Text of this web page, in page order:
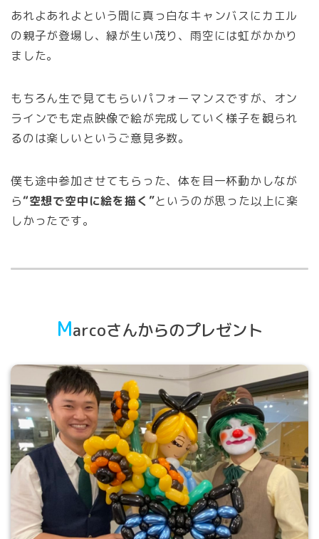
あれよあれよという間に真っ白なキャンバスにカエル
の親子が登場し、緑が生い茂り、雨空には虹がかかり
ました。
もちろん生で見てもらいパフォーマンスですが、オン
ラインでも定点映像で絵が完成していく様子を観られ
るのは楽しいというご意見多数。
僕も途中参加させてもらった、体を目一杯動かしなが
ら“空想で空中に絵を描く”というのが思った以上に楽
しかったです。
Marcoさんからのプレゼント